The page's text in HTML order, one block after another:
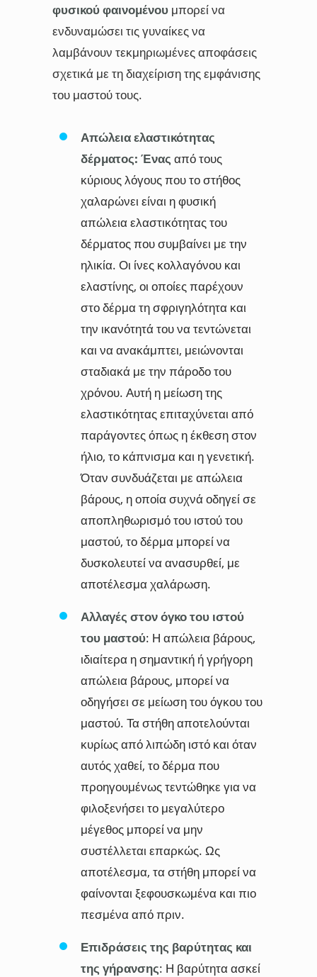
φυσικού φαινομένου μπορεί να
ενδυναμώσει τις γυναίκες να
λαμβάνουν τεκμηριωμένες αποφάσεις
σχετικά με τη διαχείριση της εμφάνισης
του μαστού τους.
Απώλεια ελαστικότητας
δέρματος: Ένας από τους
κύριους λόγους που το στήθος
χαλαρώνει είναι η φυσική
απώλεια ελαστικότητας του
δέρματος που συμβαίνει με την
ηλικία. Οι ίνες κολλαγόνου και
ελαστίνης, οι οποίες παρέχουν
στο δέρμα τη σφριγηλότητα και
την ικανότητά του να τεντώνεται
και να ανακάμπτει, μειώνονται
σταδιακά με την πάροδο του
χρόνου. Αυτή η μείωση της
ελαστικότητας επιταχύνεται από
παράγοντες όπως η έκθεση στον
ήλιο, το κάπνισμα και η γενετική.
Όταν συνδυάζεται με απώλεια
βάρους, η οποία συχνά οδηγεί σε
αποπληθωρισμό του ιστού του
μαστού, το δέρμα μπορεί να
δυσκολευτεί να ανασυρθεί, με
αποτέλεσμα χαλάρωση.
Αλλαγές στον όγκο του ιστού
του μαστού: Η απώλεια βάρους,
ιδιαίτερα η σημαντική ή γρήγορη
απώλεια βάρους, μπορεί να
οδηγήσει σε μείωση του όγκου του
μαστού. Τα στήθη αποτελούνται
κυρίως από λιπώδη ιστό και όταν
αυτός χαθεί, το δέρμα που
προηγουμένως τεντώθηκε για να
φιλοξενήσει το μεγαλύτερο
μέγεθος μπορεί να μην
συστέλλεται επαρκώς. Ως
αποτέλεσμα, τα στήθη μπορεί να
φαίνονται ξεφουσκωμένα και πιο
πεσμένα από πριν.
Επιδράσεις της βαρύτητας και
της γήρανσης: Η βαρύτητα ασκεί